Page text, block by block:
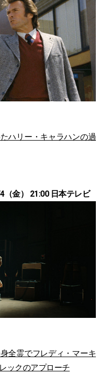
ハリー・キャラハンの過
（金） 21:00 日本テレビ
全霊でフレディ・マーキ
ックのアプローチ